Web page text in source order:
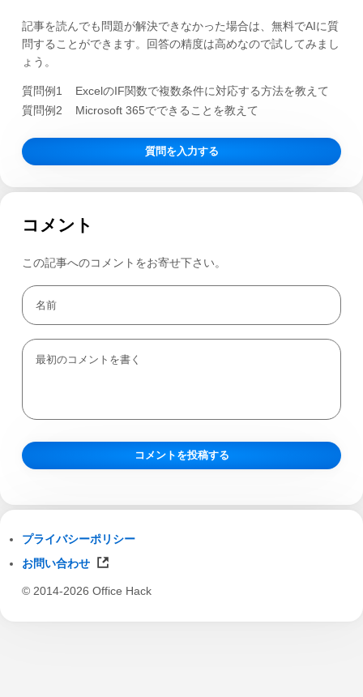
記事を読んでも問題が解決できなかった場合は、無料でAIに質
問することができます。回答の精度は高めなので試してみまし
ょう。
質問例1
ExcelのIF関数で複数条件に対応する方法を教えて
質問例2
Microsoft 365でできることを教えて
質問を入力する
コメント
この記事へのコメントをお寄せ下さい。
プライバシーポリシー
お問い合わせ
© 2014-2026 Office Hack